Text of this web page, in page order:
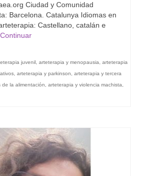
Ciudad y Comunidad
Barcelona. Catalunya Idiomas en
Castellano, catalán e
Continuar
juvenil, arteterapia y menopausia, arteterapia
, arteterapia y parkinson, arteterapia y tercera
de la alimentación, arteterapia y violencia machista,